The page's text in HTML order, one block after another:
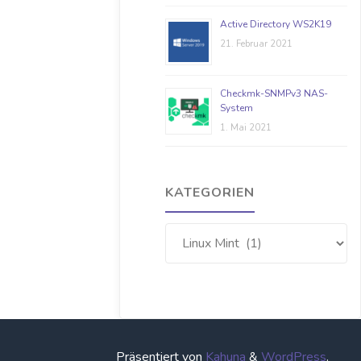
Active Directory WS2K19
21. Februar 2021
Checkmk-SNMPv3 NAS-
System
1. Mai 2021
KATEGORIEN
Präsentiert von Kahuna & WordPress.